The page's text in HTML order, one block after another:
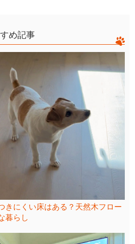
め記事
きにくい床はある？天然木フロー
暮らし